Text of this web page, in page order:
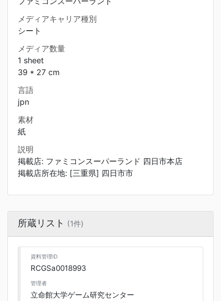
メディアキャリア種別
シート
メディア数量
1 sheet
39 * 27 cm
言語
jpn
素材
紙
説明
掲載店: ファミコンスーパーランド 四日市本店
掲載店所在地: [三重県] 四日市市
所蔵リスト (1件)
資料管理ID
RCGSa0018993
管理者
立命館大学ゲーム研究センター